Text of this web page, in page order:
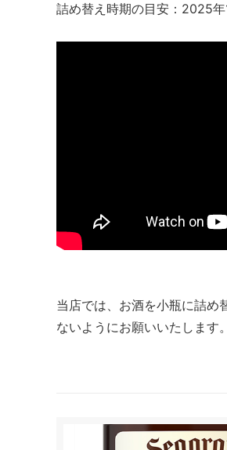
詰め替え時期の目安：2025年
当店では、お酒を小瓶に詰め
ないようにお願いいたします。